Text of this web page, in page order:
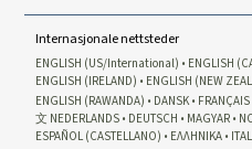
Internasjonale nettsteder
ENGLISH (US/International) ENGLISH
ENGLISH (IRELAND)
ENGLISH (NEW
ENGLISH (RAWANDA)
DANSK FRANÇAIS
文 NEDERLANDS DEUTSCH MAGYAR
ESPAÑOL (CASTELLANO)
ΕΛΛΗΝΙΚA